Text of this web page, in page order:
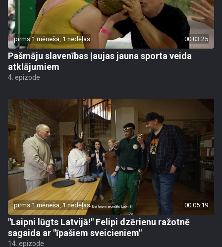
pirms 1 mēneša, 1 nedēļas 00:03:25
Pašmāju slavenības ļaujas jauna sporta veida
atklājumiem
4. epizode
pirms 1 mēneša, 1 nedēļas 00:05:19
"Laipni lūgts Latvijā!" Felipi dzērienu ražotnē
sagaida ar "īpašiem sveicieniem"
14. epizode